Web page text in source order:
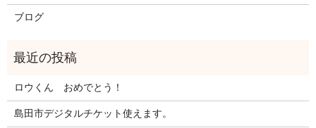
ブログ
ロウくん おめでとう！
島田市デジタルチケット使えます。